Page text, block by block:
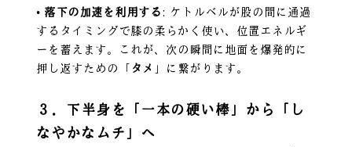
• 落下の加速を利用する: ケトルベルが股の間に通過
するタイミングで膝の柔らかく使い、位置エネルギ
ーを蓄えます。これが、次の瞬間に地面を爆発的に
押し返すための「 タメ 」に繋がります。
３．下半身を「一本の硬い棒」から「し
なやかなムチ」へ